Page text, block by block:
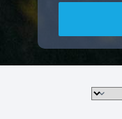
מוצרים